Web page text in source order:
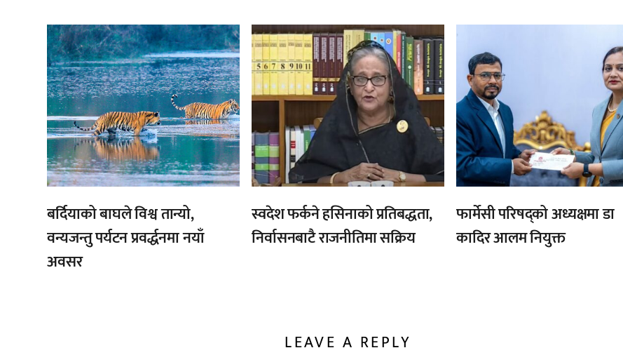
,
बर्दियाको बाघले विश्व तान्यो,
वन्यजन्तु पर्यटन प्रवर्द्धनमा नयाँ
अवसर
,,
स्वदेश फर्कने हसिनाको प्रतिबद्धता,
निर्वासनबाटै राजनीतिमा सक्रिय
,
फार्मेसी परिषद्को अध्यक्षमा डा
कादिर आलम नियुक्त
LEAVE A REPLY